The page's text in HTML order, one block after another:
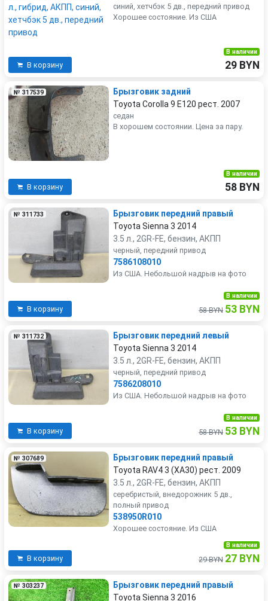
синий, хетчбэк 5 дв., передний привод
Хорошее состояние. Из США
В корзину
В наличии
29 BYN
№ 317539
Брызговик задний
Toyota Corolla 9 E120 рест. 2007
седан
В хорошем состоянии. Цена за пару.
В корзину
В наличии
58 BYN
№ 311733
Брызговик передний правый
Toyota Sienna 3 2014
3.5 л., 2GR-FE, бензин, АКПП
черный, передний привод
7586108010
Из США. Небольшой надрыв на фото
В корзину
В наличии
58 BYN 53 BYN
№ 311732
Брызговик передний левый
Toyota Sienna 3 2014
3.5 л., 2GR-FE, бензин, АКПП
черный, передний привод
7586208010
Из США. Небольшой надрыв на фото
В корзину
В наличии
58 BYN 53 BYN
№ 307689
Брызговик передний правый
Toyota RAV4 3 (XA30) рест. 2009
3.5 л., 2GR-FE, бензин, АКПП
серебристый, внедорожник 5 дв.,
полный привод
538950R010
Хорошее состояние. Из США
В корзину
В наличии
29 BYN 27 BYN
№ 303237
Брызговик передний правый
Toyota Sienna 3 2016